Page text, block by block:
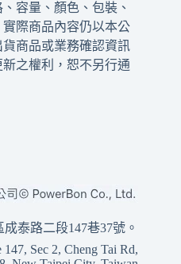
容量、顏色、包裝、
際商品內容仍以本公
商品或業務確認資訊
之權利，恕不另行通
泰路二段147巷37號。
Sec 2, Cheng Tai Rd,